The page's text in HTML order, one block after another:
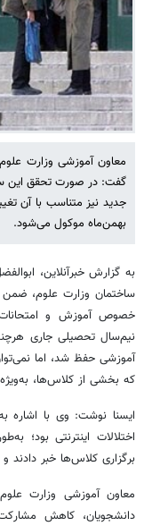
معاون آموزشی وزارت علوم
گفت: در صورت تحقق این
جدید نیز متناسب با آن
بهمن‌ماه موکول می‌شود.
به گزارش خبرآنلاین،
ساختمان وزارت علوم،
خصوص آموزش و امتحانات
نیم‌سال تحصیلی جاری
آموزشی حفظ شد، اما
که بخشی از کلاس‌ها،
ایسنا نوشت: وی با اشاره
برگزاری کلاس‌ها خبر دادند
معاون آموزشی وزارت
دانشجویان، کاهش